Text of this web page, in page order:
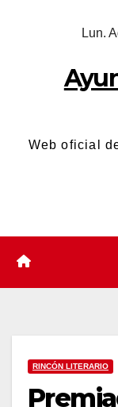
Lun.
Web oficial
RINCÓN LITERARIO